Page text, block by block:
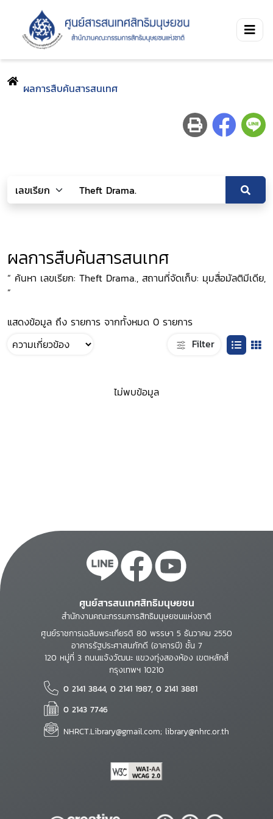
ผลการสืบค้นสารสนเทศ
ผลการสืบค้นสารสนเทศ
“ ค้นหา เลขเรียก: Theft Drama., สถานที่จัดเก็บ: มุมสื่อมัลติมีเดีย,
”
แสดงข้อมูล ถึง รายการ จากทั้งหมด 0 รายการ
Filter
ไม่พบข้อมูล
ศูนย์สารสนเทศสิทธิมนุษยชน
สำนักงานคณะกรรมการสิทธิมนุษยชนแห่งชาติ
ศูนย์ราชการเฉลิมพระเกียรติ 80 พรรษา 5 ธันวาคม 2550
อาคารรัฐประศาสนภักดี (อาคารบี) ชั้น 7
120 หมู่ที่ 3 ถนนแจ้งวัฒนะ แขวงทุ่งสองห้อง เขตหลักสี่
กรุงเทพฯ 10210
0 2141 3844, 0 2141 1987, 0 2141 3881
0 2143 7746
NHRCT.Library@gmail.com; library@nhrc.or.th